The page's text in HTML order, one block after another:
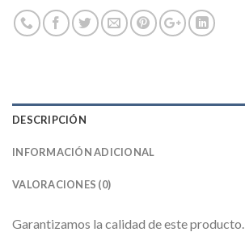
DESCRIPCIÓN
INFORMACIÓN ADICIONAL
VALORACIONES (0)
Garantizamos la calidad de este producto.